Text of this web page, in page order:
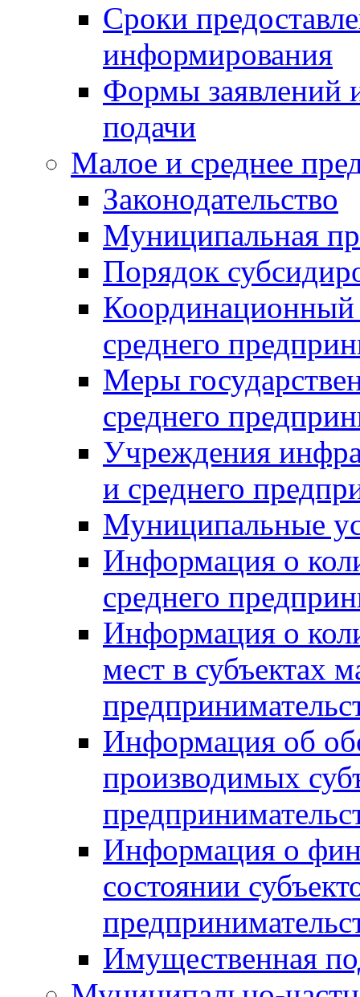
Сроки
информирования
Формы заявлений
подачи
Малое и среднее
Законодательство
Муниципальная
Порядок
Координационный
среднего
Меры
среднего
Учреждения
и среднего
Муниципальные
Информация о
среднего
Информация о
мест в субъектах
Информация об
производимых
Информация о
состоянии
Имущественная